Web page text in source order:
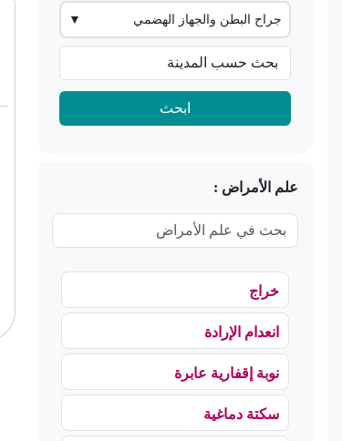
جراح البطن والجهاز الهضمي ▼
ابحث
علم الأمراض :
خراج
انعدام الإرادة
نوبة إقفارية عابرة
سكتة دماغية